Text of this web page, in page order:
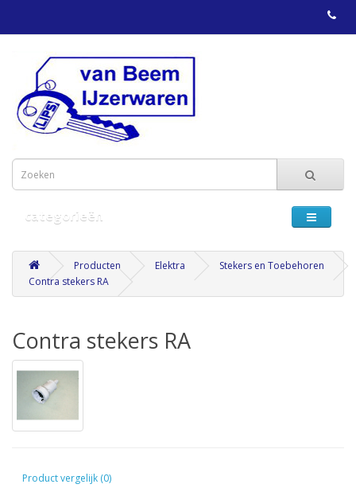
categorieën
Producten Elektra
Stekers en Toebehoren
Contra stekers RA
Contra stekers RA
Product vergelijk (0)